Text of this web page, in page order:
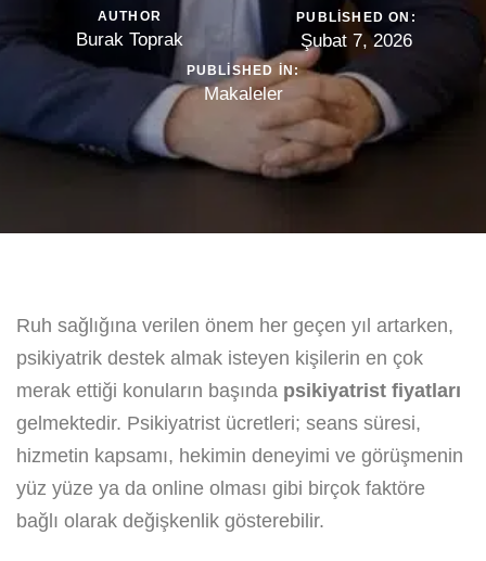
AUTHOR
Burak Toprak
PUBLISHED ON:
Şubat 7, 2026
PUBLISHED IN:
Makaleler
Ruh sağlığına verilen önem her geçen yıl artarken,
psikiyatrik destek almak isteyen kişilerin en çok
merak ettiği konuların başında psikiyatrist fiyatları
gelmektedir. Psikiyatrist ücretleri; seans süresi,
hizmetin kapsamı, hekimin deneyimi ve görüşmenin
yüz yüze ya da online olması gibi birçok faktöre
bağlı olarak değişkenlik gösterebilir.